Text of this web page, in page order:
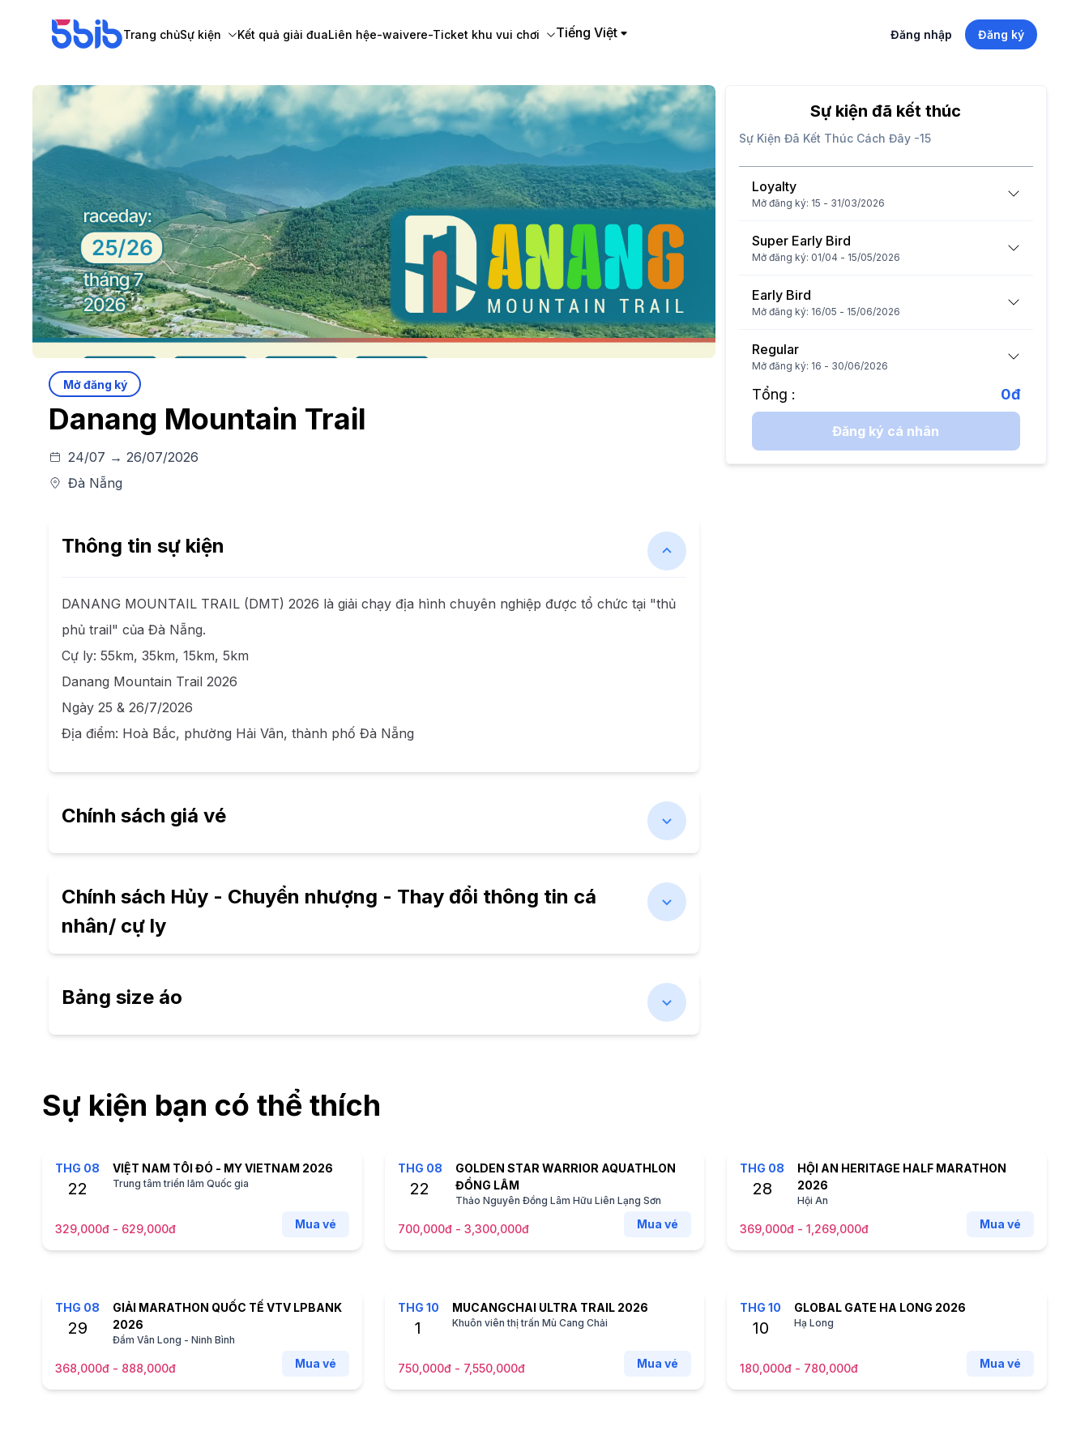
Trang chủSự kiện Kết quả giải đuaLiên hệe-waivere-Ticket khu vui chơi
5BIB Shop
vi Đăng nhập Đăng ký
Danang Mountain Trail
Mở đăng ký
24/07 → 26/07/2026
Đà Nẵng
Thông tin sự kiện
DANANG MOUNTAIL TRAIL (DMT) 2026 là giải chạy địa hình chuyên nghiệp được tổ chức tại "thủ
phủ trail" của Đà Nẵng.
Cự ly: 55km, 35km, 15km, 5km
Danang Mountain Trail 2026
Ngày 25 & 26/7/2026
Địa điểm: Hoà Bắc, phường Hải Vân, thành phố Đà Nẵng
Chính sách giá vé
Chính sách Hủy - Chuyển nhượng - Thay đổi thông tin cá
nhân/ cự ly
Bảng size áo
Sự kiện đã kết thúc
Sự Kiện Đã Kết Thúc Cách Đây -15
Loyalty
Mở đăng ký: 15 - 31/03/2026
Super Early Bird
Mở đăng ký: 01/04 - 15/05/2026
Early Bird
Mở đăng ký: 16/05 - 15/06/2026
Regular
Mở đăng ký: 16 - 30/06/2026
Tổng : 0đ
Đăng ký cá nhân
Sự kiện bạn có thể thích
THG 08
22
VIỆT NAM TÔI ĐÓ - MY VIETNAM 2026
Trung tâm triển lãm Quốc gia
329,000đ - 629,000đ Mua vé
THG 08
22
GOLDEN STAR WARRIOR AQUATHLON
ĐỒNG LÂM
Thảo Nguyên Đồng Lâm Hữu Liên Lạng Sơn
700,000đ - 3,300,000đ Mua vé
THG 08
28
HỘI AN HERITAGE HALF MARATHON
2026
Hội An
369,000đ - 1,269,000đ Mua vé
THG 08
29
GIẢI MARATHON QUỐC TẾ VTV LPBANK
2026
Đầm Vân Long - Ninh Bình
368,000đ - 888,000đ Mua vé
THG 10
1
MUCANGCHAI ULTRA TRAIL 2026
Khuôn viên thị trấn Mù Cang Chải
750,000đ - 7,550,000đ Mua vé
THG10
10
GLOBAL GATE HA LONG 2026
Hạ Long
180,000đ - 780,000đ Mua vé